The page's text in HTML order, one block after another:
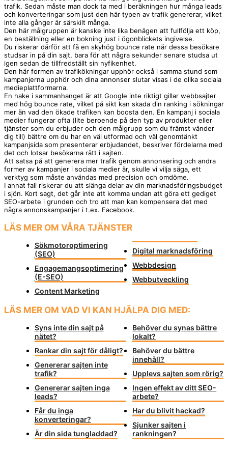
trafik. Sedan måste man dock ta med i beräkningen hur många leads
och konverteringar som just den här typen av trafik genererar, vilket
inte alla gånger är särskilt många.
Den här målgruppen är kanske inte lika benägen att fullfölja ett köp,
en beställning eller en bokning just i ögonblickets ingivelse.
Du riskerar därför att få en skyhög bounce rate när dessa besökare
studsar in på din sajt, bara för att några sekunder senare studsa ut
igen sedan de tillfredställt sin nyfikenhet.
Den här formen av trafikökningar upphör också i samma stund som
kampanjerna upphör och dina annonser slutar visas i de olika sociala
medieplattformarna.
En hake i sammanhanget är att Google inte riktigt gillar webbsajter
med hög bounce rate, vilket på sikt kan skada din ranking i sökningar
mer än vad den ökade trafiken kan boosta den. En kampanj i sociala
medier fungerar ofta (lite beroende på den typ av produkter eller
tjänster som du erbjuder och den målgrupp som du främst vänder
dig till) bättre om du har en väl utformad och väl genomtänkt
kampanjsida som presenterar erbjudandet, beskriver fördelarna med
det och lotsar besökarna rätt i sajten.
Att satsa på att generera mer trafik genom annonsering och andra
former av kampanjer i sociala medier är, skulle vi vilja säga, ett
verktyg som måste användas med precision och omdöme.
I annat fall riskerar du att slänga delar av din marknadsföringsbudget
i sjön. Kort sagt, det går inte att komma undan att göra ett gediget
SEO-arbete i grunden och tro att man kan kompensera det med
några annonskampanjer i t.ex. Facebook.
LÄS MER OM VÅRA TJÄNSTER
Sökmotoroptimering
(SEO)
Engagemangsoptimering
(E-SEO)
Content Marketing
Digital marknadsföring
Webbdesign
Webbutveckling
LÄS MER OM VAD VI KAN HJÄLPA DIG MED:
Syns inte din sajt på
nätet?
Rankar din sajt för dåligt?
Genererar sajten inte
trafik?
Genererar sajten inga
leads?
Får du inga
konverteringar?
Är din sida tungladdad?
Behöver du synas bättre
lokalt?
Behöver du bättre
innehåll?
Upplevs sajten som rörig?
Ingen effekt av ditt SEO-
arbete?
Har du blivit hackad?
Sjunker sajten i
rankningen?